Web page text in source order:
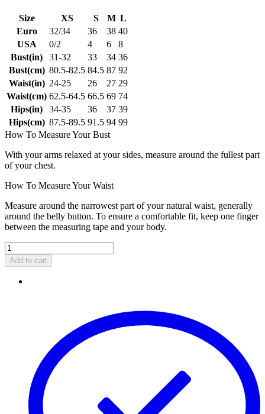
Size XS S M L
Euro
32/34 36 38 40
USA
0/2 4 6
8
Bust(in)
31-32 33 34 36
Bust(cm) 80.5-82.5 84.5 87 92
Waist(in) 24-25 26 27 29
Waist(cm) 62.5-64.5 66.5 69 74
Hips(in)
34-35 36 37 39
Hips(cm) 87.5-89.5 91.5 94 99
How To Measure Your Bust
With your arms relaxed at your sides, measure around the fullest part
of your chest.
How To Measure Your Waist
Measure around the narrowest part of your natural waist, generally
around the belly button. To ensure a comfortable fit, keep one finger
between the measuring tape and your body.
Add to cart